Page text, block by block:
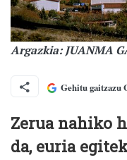
Argazkia: JUANMA
Gehitu gaitzazu
Zerua nahiko
da, euria